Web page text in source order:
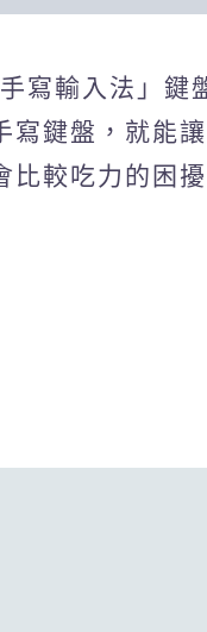
寫輸入法」鍵
寫鍵盤，就能
比較吃力的困